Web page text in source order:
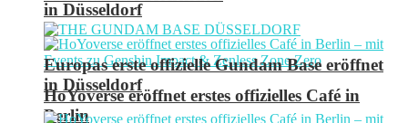
in Düsseldorf
HoYoverse eröffnet erstes offizielles Café in
Berlin
Europas erste offizielle Gundam Base eröffnet
in Düsseldorf